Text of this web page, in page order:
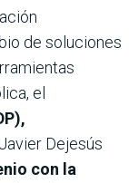
de soluciones
el
Dejesús
con la